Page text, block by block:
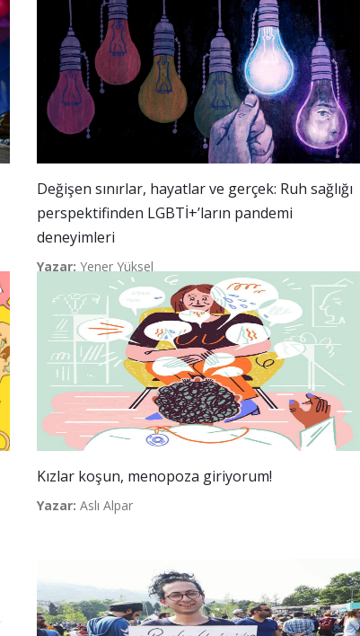
Değişen sınırlar, hayatlar ve gerçek: Ruh sağlığı
perspektifinden LGBTİ+’ların pandemi
deneyimleri
Yazar: Yener Yüksel
Kızlar koşun, menopoza giriyorum!
Yazar: Aslı Alpar